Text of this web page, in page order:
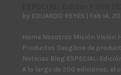
by EDUARDO REYES Feb 14,
Home Nosotros Misión Visión
Productos Desglose de
Noticias Blog ESPECIAL:
A lo largo de 200 ediciones, el